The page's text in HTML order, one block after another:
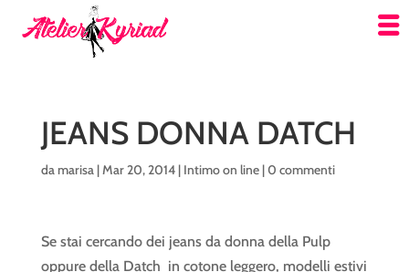
JEANS DONNA DATCH
damarisa|Mar 20, 2014| Intimo on line|0 commenti
Se stai cercando dei jeans da donna della Pulp
oppure della Datch in cotone leggero, modelli estivi